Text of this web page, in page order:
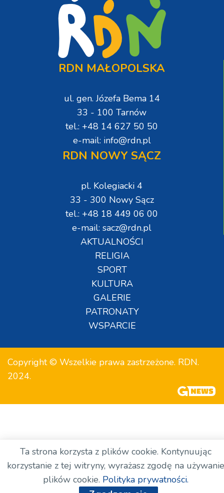
RDN MAŁOPOLSKA
ul. gen. Józefa Bema 14
33 - 100 Tarnów
tel.: +48 14 627 50 50
e-mail: info@rdn.pl
RDN NOWY SĄCZ
pl. Kolegiacki 4
33 - 300 Nowy Sącz
tel.: +48 18 449 06 00
e-mail: sacz@rdn.pl
AKTUALNOŚCI
RELIGIA
SPORT
KULTURA
GALERIE
PATRONATY
WSPARCIE
Copyright © Wszelkie prawa zastrzeżone. RDN.
2024.
Ta strona korzysta z plików cookie. Kontynuując
korzystanie z tej witryny, wyrażasz zgodę na używanie
plików cookie. Polityka prywatności.